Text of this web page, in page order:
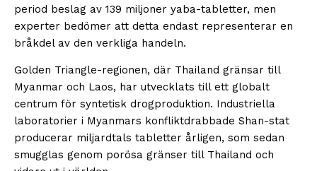
period beslag av 139 miljoner yaba-tabletter, men
experter bedömer att detta endast representerar en
bråkdel av den verkliga handeln.
Golden Triangle-regionen, där Thailand gränsar till
Myanmar och Laos, har utvecklats till ett globalt
centrum för syntetisk drogproduktion. Industriella
laboratorier i Myanmars konfliktdrabbade Shan-stat
producerar miljardtals tabletter årligen, som sedan
smugglas genom porösa gränser till Thailand och